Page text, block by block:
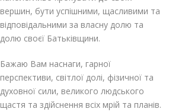
вершин, бути успішними, щасливими та
відповідальними за власну долю та
долю своєї Батьківщини.
Бажаю Вам наснаги, гарної
перспективи, світлої долі, фізичної та
духовної сили, великого людського
щастя та здійснення всіх мрій та планів.